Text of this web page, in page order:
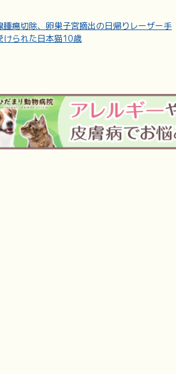
腫瘍切除、卵巣子宮摘出の日帰りレーザー手
けられた日本猫10歳